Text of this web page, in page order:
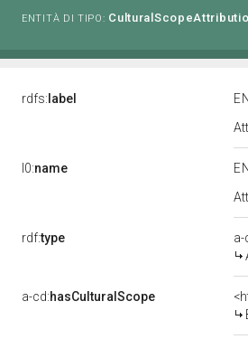
ENTITÀ DI TIPO:
rdfs: label EN
l0:name EN
rdf:type
a-cd:hasCulturalScope